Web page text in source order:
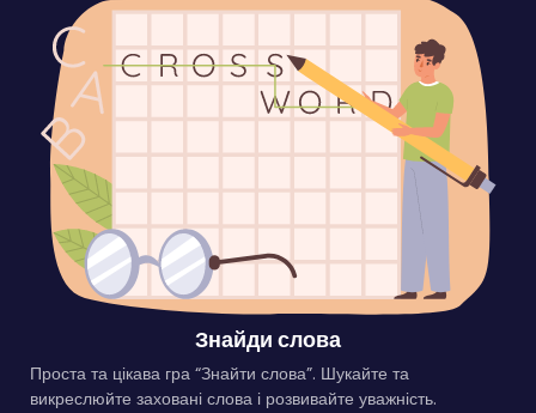
Знайди слова
Проста та цікава гра “Знайти слова”. Шукайте та
викреслюйте заховані слова і розвивайте уважність.